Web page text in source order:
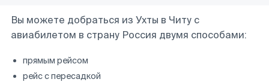
Вы можете добраться из Ухты в Читу с
авиабилетом в страну Россия двумя способами:
прямым рейсом
рейс с пересадкой